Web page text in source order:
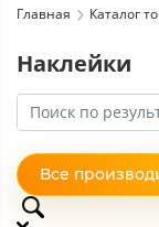
Главная Каталог
Наклейки
Все